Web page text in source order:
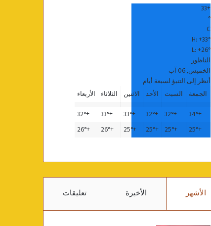
+
33
°
C
H:+33°
L:+26°
الناظور
الخميس, 06 آب
أنظر إلى التنبؤ لسبعة أيام
الجمعة
السبت الأحد الاثنين الثلاثاء
الأربعاء
+
34°
+
32°
+
32°
+
33°
+
33°
+
32°
+
25°
+
25°
+
25°
+
25°
+
26°
+
26°
الأشهر الأخيرة تعليقات